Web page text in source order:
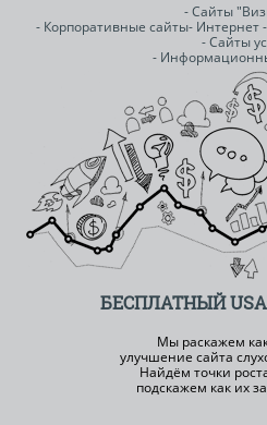
- Сайты
- Корпоративные сайты- Интернет
- Сайты
-
БЕСПЛАТНЫЙ
Мы раскажем
улучшение сайта
Найдём точки
подскажем как их